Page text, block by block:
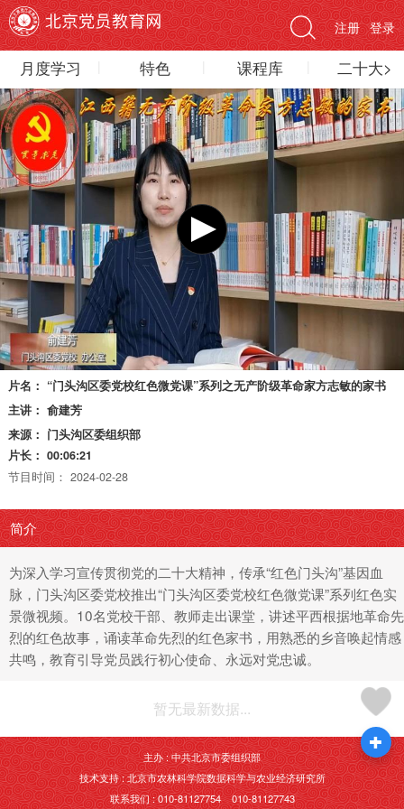
登录
注册
月度学习 特色 课程库 二十大>
片名： “门头沟区委党校红色微党课”系列之无产阶级革命家方志敏的家书
主讲： 俞建芳
来源： 门头沟区委组织部
片长： 00:06:21
节目时间： 2024-02-28
简介
为深入学习宣传贯彻党的二十大精神，传承“红色门头沟”基因血
脉，门头沟区委党校推出“门头沟区委党校红色微党课”系列红色实
景微视频。10名党校干部、教师走出课堂，讲述平西根据地革命先
烈的红色故事，诵读革命先烈的红色家书，用熟悉的乡音唤起情感
共鸣，教育引导党员践行初心使命、永远对党忠诚。
暂无最新数据...
主办 : 中共北京市委组织部
技术支持 : 北京市农林科学院数据科学与农业经济研究所
联系我们 : 010-81127754 010-81127743